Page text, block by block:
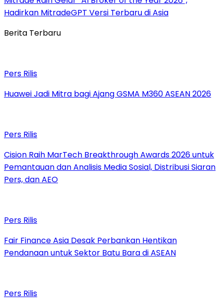
Hadirkan MitradeGPT Versi Terbaru di Asia
Berita Terbaru
Pers Rilis
Huawei Jadi Mitra bagi Ajang GSMA M360 ASEAN 2026
Pers Rilis
Cision Raih MarTech Breakthrough Awards 2026 untuk
Pemantauan dan Analisis Media Sosial, Distribusi Siaran
Pers, dan AEO
Pers Rilis
Fair Finance Asia Desak Perbankan Hentikan
Pendanaan untuk Sektor Batu Bara di ASEAN
Pers Rilis